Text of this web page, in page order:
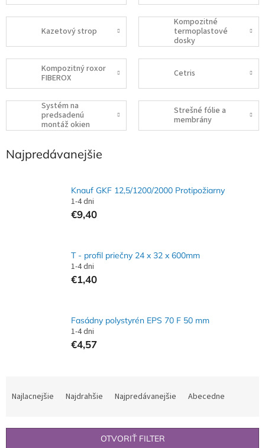
Kazetový strop
Kompozitné
termoplastové
dosky
Kompozitný roxor
FIBEROX
Cetris
Systém na
predsadenú
montáž okien
Strešné fólie a
membrány
Najpredávanejšie
Knauf GKF 12,5/1200/2000 Protipožiarny
1-4 dni
€9,40
T - profil priečny 24 x 32 x 600mm
1-4 dni
€1,40
Fasádny polystyrén EPS 70 F 50 mm
1-4 dni
€4,57
aNajlacnejšie Najdrahšie Najpredávanejšie Abecedne
OTVORIŤ FILTER